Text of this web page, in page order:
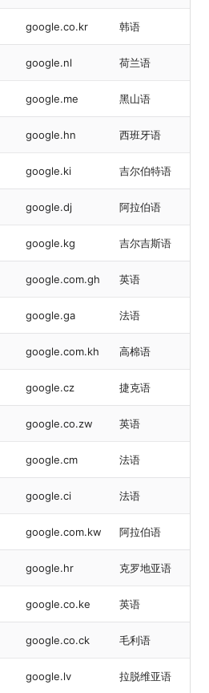
google.co.kr 韩语
google.nl 荷兰语
google.me 黑山语
google.hn 西班牙语
google.ki 吉尔伯特语
google.dj 阿拉伯语
google.kg 吉尔吉斯语
google.com.gh 英语
google.ga 法语
google.com.kh 高棉语
google.cz 捷克语
google.co.zw 英语
google.cm 法语
google.ci 法语
google.com.kw 阿拉伯语
google.hr 克罗地亚语
google.co.ke 英语
google.co.ck 毛利语
google.lv 拉脱维亚语